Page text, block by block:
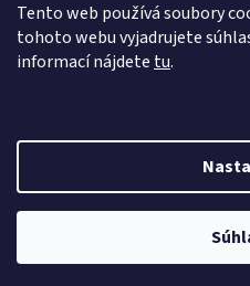
Tento web používá soubory
tohoto webu vyjadrujete
informací nájdete tu.